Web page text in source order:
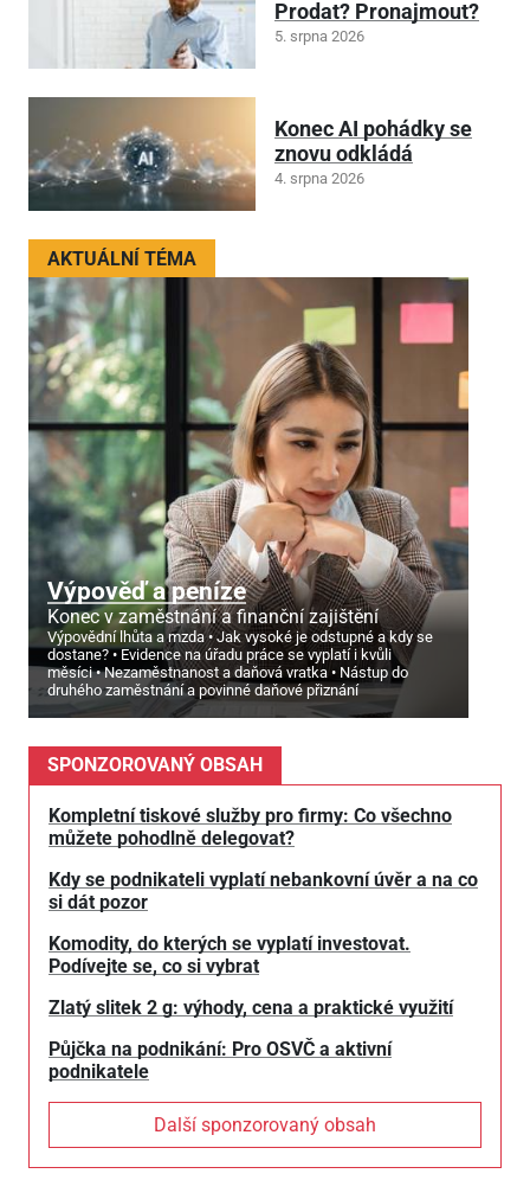
Prodat? Pronajmout?
5. srpna 2026
Konec AI pohádky se
znovu odkládá
4. srpna 2026
AKTUÁLNÍ TÉMA
Výpověď a peníze
Konec v zaměstnání a finanční zajištění
Výpovědní lhůta a mzda
Jak vysoké je odstupné a kdy se
dostane?
Evidence na úřadu práce se vyplatí i kvůli
měsíci
Nezaměstnanost a daňová vratka
Nástup do
druhého zaměstnání a povinné daňové přiznání
SPONZOROVANÝ OBSAH
Kompletní tiskové služby pro firmy: Co všechno
můžete pohodlně delegovat?
Kdy se podnikateli vyplatí nebankovní úvěr a na co
si dát pozor
Komodity, do kterých se vyplatí investovat.
Podívejte se, co si vybrat
Zlatý slitek 2 g: výhody, cena a praktické využití
Půjčka na podnikání: Pro OSVČ a aktivní
podnikatele
Další sponzorovaný obsah